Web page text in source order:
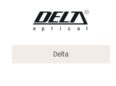
Delta